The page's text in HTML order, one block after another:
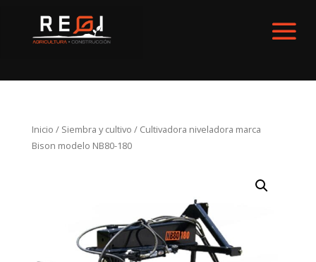
Inicio / Siembra y cultivo / Cultivadora niveladora marca
Bison modelo NB80-180